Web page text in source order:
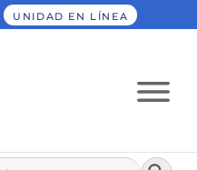
UNIDAD EN LÍNEA
Botón